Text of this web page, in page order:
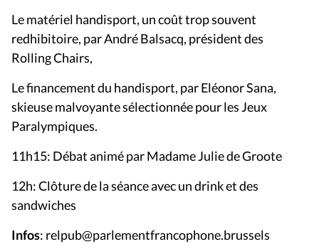
Le matériel handisport, un coût trop souvent
redhibitoire, par André Balsacq, président des
Rolling Chairs,
Le financement du handisport, par Eléonor Sana,
skieuse malvoyante sélectionnée pour les Jeux
Paralympiques.
11h15: Débat animé par Madame Julie de Groote
12h: Clôture de la séance avec un drink et des
sandwiches
Infos: relpub@parlementfrancophone.brussels